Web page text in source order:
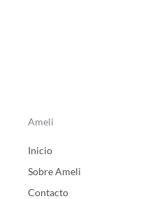
Ameli
Inicio
Sobre Ameli
Contacto